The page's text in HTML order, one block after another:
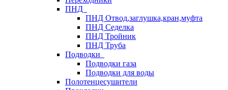
ПНД
ПНД Отвод,заглушка,кран,муфта
ПНД Седелка
ПНД Тройник
ПНД Труба
Подводки
Подводки газа
Подводки для воды
Полотенцесушители